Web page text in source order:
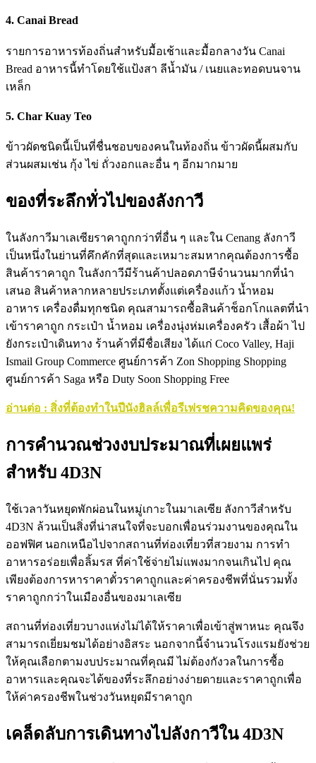
4. Canai Bread
รายการอาหารท้องถิ่นสำหรับมื้อเช้าและมื้อกลางวัน Canai
Bread อาหารนี้ทำโดยใช้แป้งสา ลีน้ำมัน / เนยและทอดบนจาน
เหล็ก
5. Char Kuay Teo
ข้าวผัดชนิดนี้เป็นที่ชื่นชอบของคนในท้องถิ่น ข้าวผัดนี้ผสมกับ
ส่วนผสมเช่น กุ้ง ไข่ ถั่วงอกและอื่น ๆ อีกมากมาย
ของที่ระลึกทั่วไปของลังกาวี
ในลังกาวีมาเลเซียราคาถูกกว่าที่อื่น ๆ และใน Cenang ลังกาวี
เป็นหนึ่งในย่านที่คึกคักที่สุดและเหมาะสมหากคุณต้องการซื้อ
สินค้าราคาถูก ในลังกาวีมีร้านค้าปลอดภาษีจำนวนมากที่นำ
เสนอ สินค้าหลากหลายประเภทตั้งแต่เครื่องแก้ว น้ำหอม
อาหาร เครื่องดื่มทุกชนิด คุณสามารถซื้อสินค้าช็อกโกแลตที่นำ
เข้าราคาถูก กระเป๋า น้ำหอม เครื่องนุ่งห่มเครื่องครัว เสื้อผ้า ไป
ยังกระเป๋าเดินทาง ร้านค้าที่มีชื่อเสียง ได้แก่ Coco Valley, Haji
Ismail Group Commerce ศูนย์การค้า Zon Shopping Shopping
ศูนย์การค้า Saga หรือ Duty Soon Shopping Free
อ่านต่อ : สิ่งที่ต้องทำในปีนังฮิลล์เพื่อรีเฟรชความคิดของคุณ!
การคำนวณช่วงงบประมาณที่เผยแพร่
สำหรับ 4D3N
ใช้เวลาวันหยุดพักผ่อนในหมู่เกาะในมาเลเซีย ลังกาวีสำหรับ
4D3N ล้วนเป็นสิ่งที่น่าสนใจที่จะบอกเพื่อนร่วมงานของคุณใน
ออฟฟิศ นอกเหนือไปจากสถานที่ท่องเที่ยวที่สวยงาม การทำ
อาหารอร่อยเพื่อลิ้มรส ที่ค่าใช้จ่ายไม่แพงมากจนเกินไป คุณ
เพียงต้องการหาราคาตั๋วราคาถูกและค่าครองชีพที่นั่นรวมทั้ง
ราคาถูกกว่าในเมืองอื่นของมาเลเซีย
สถานที่ท่องเที่ยวบางแห่งไม่ได้ให้ราคาเพื่อเข้าสู่พาหนะ คุณจึง
สามารถเยี่ยมชมได้อย่างอิสระ นอกจากนี้จำนวนโรงแรมยังช่วย
ให้คุณเลือกตามงบประมาณที่คุณมี ไม่ต้องกังวลในการซื้อ
อาหารและคุณจะได้ของที่ระลึกอย่างง่ายดายและราคาถูกเพื่อ
ให้ค่าครองชีพในช่วงวันหยุดมีราคาถูก
เคล็ดลับการเดินทางไปลังกาวีใน 4D3N